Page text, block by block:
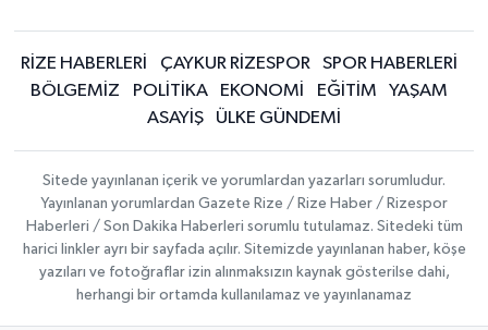
RİZE HABERLERİ ÇAYKUR RİZESPOR
SPOR HABERLERİ
BÖLGEMİZ
POLİTİKA EKONOMİ EĞİTİM
YAŞAM
ASAYİŞ
ÜLKE GÜNDEMİ
Sitede yayınlanan içerik ve yorumlardan yazarları sorumludur.
Yayınlanan yorumlardan Gazete Rize / Rize Haber / Rizespor
Haberleri / Son Dakika Haberleri sorumlu tutulamaz. Sitedeki tüm
harici linkler ayrı bir sayfada açılır. Sitemizde yayınlanan haber, köşe
yazıları ve fotoğraflar izin alınmaksızın kaynak gösterilse dahi,
herhangi bir ortamda kullanılamaz ve yayınlanamaz